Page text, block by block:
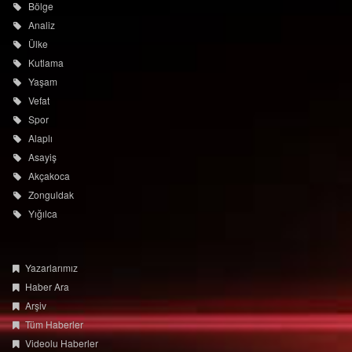
Kutlama
Yaşam
Vefat
Spor
Alaplı
Asayiş
Akçakoca
Zonguldak
Yığılca
Yazarlarımız
Tüm Haberler
Videolu Haberler
Tüm Makaleler
Foto Galeri
Video Galeri